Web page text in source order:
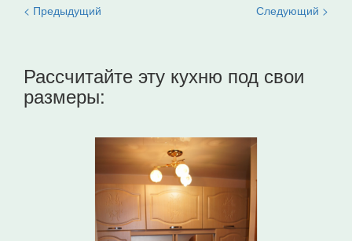
< Предыдущий Следующий >
Рассчитайте эту кухню под свои
размеры: